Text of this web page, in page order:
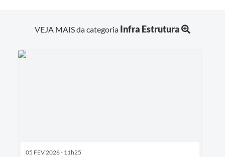
VEJA MAIS da categoria Infra Estrutura
05 FEV 2026 - 11h25